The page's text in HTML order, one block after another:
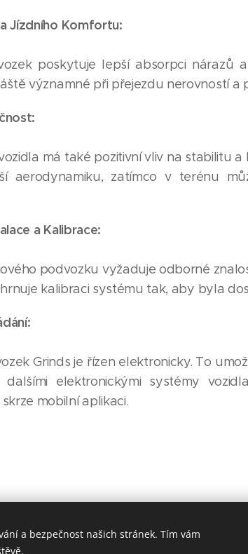
Jízdního Komfortu:
poskytuje lepší absorpci nárazů
významné při přejezdu nerovností a
má také pozitivní vliv na stabilitu
aerodynamiku, zatímco v terénu
a Kalibrace:
podvozku vyžaduje odborné
kalibraci systému tak, aby byla
Grinds je řízen elektronicky. To
elektronickými systémy
mobilní aplikaci.
DM Style / Všechna práva
a bezpečnost našich stránek. Tím vám